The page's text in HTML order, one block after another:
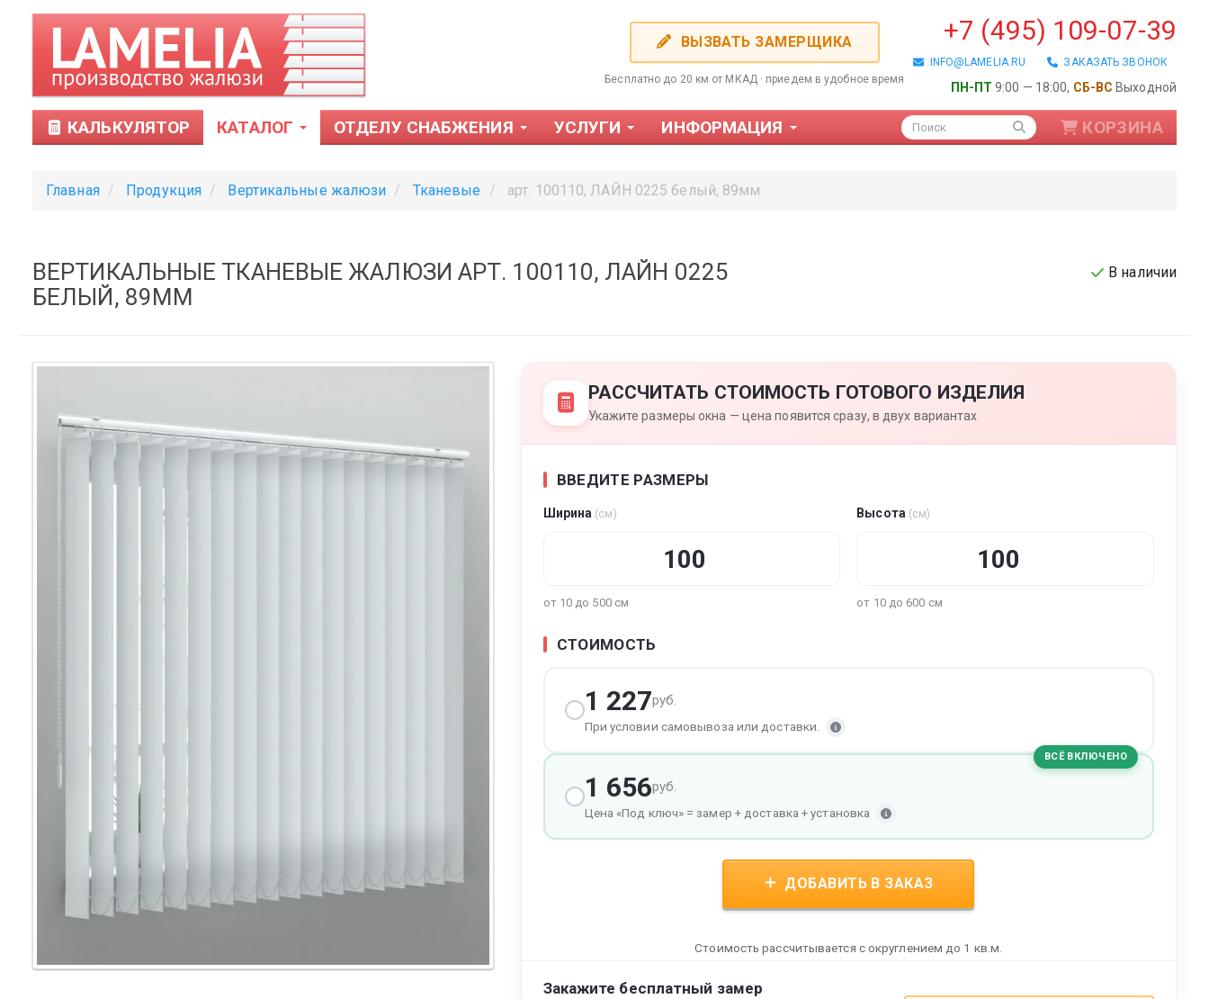
ВЫЗВАТЬ ЗАМЕРЩИКА
Бесплатно до 20 км от МКАД · приедем в удобное время
+7 (495) 109-07-39
INFO@LAMELIA.RU ЗАКАЗАТЬ ЗВОНОК
ПН-ПТ 9:00 — 18:00, СБ-ВС Выходной
КАЛЬКУЛЯТОР КАТАЛОГ ОТДЕЛУ СНАБЖЕНИЯ УСЛУГИ ИНФОРМАЦИЯ Поиск КОРЗИНА
Главная Продукция Вертикальные жалюзи Тканевые арт. 100110, ЛАЙН 0225 белый, 89мм
ВЕРТИКАЛЬНЫЕ ТКАНЕВЫЕ ЖАЛЮЗИ АРТ. 100110, ЛАЙН 0225
БЕЛЫЙ, 89ММ
В наличии
РАССЧИТАТЬ СТОИМОСТЬ ГОТОВОГО ИЗДЕЛИЯ
Укажите размеры окна — цена появится сразу, в двух вариантах
ВВЕДИТЕ РАЗМЕРЫ
Ширина (см)
от 10 до 500 см
Высота (см)
от 10 до 600 см
СТОИМОСТЬ
1 227руб.
При условии самовывоза или доставки.
ВСЁ ВКЛЮЧЕНО
1 656руб.
Цена «Под ключ» = замер + доставка + установка
ДОБАВИТЬ В ЗАКАЗ
Стоимость рассчитывается с округлением до 1 кв.м.
Закажите бесплатный замер